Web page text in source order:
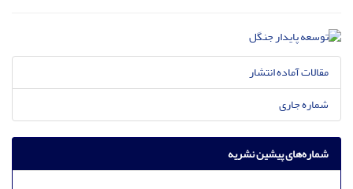
مقالات آماده انتشار
شماره جاری
شماره‌های پیشین نشریه